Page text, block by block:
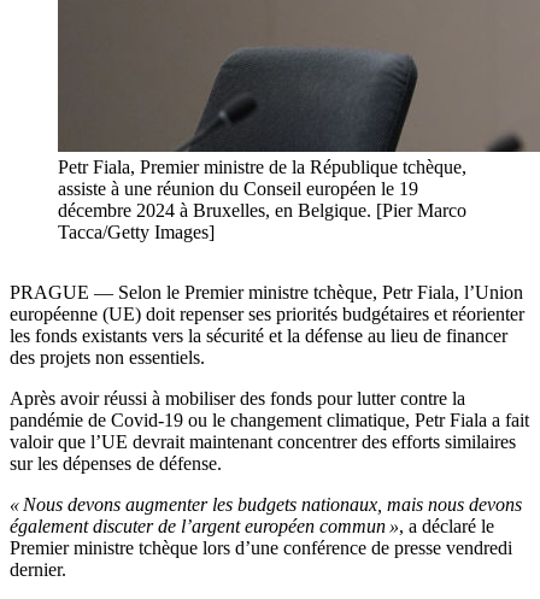
Petr Fiala, Premier ministre de la République tchèque,
assiste à une réunion du Conseil européen le 19
décembre 2024 à Bruxelles, en Belgique. [Pier Marco
Tacca/Getty Images]
PRAGUE — Selon le Premier ministre tchèque, Petr Fiala, l’Union
européenne (UE) doit repenser ses priorités budgétaires et réorienter
les fonds existants vers la sécurité et la défense au lieu de financer
des projets non essentiels.
Après avoir réussi à mobiliser des fonds pour lutter contre la
pandémie de Covid-19 ou le changement climatique, Petr Fiala a fait
valoir que l’UE devrait maintenant concentrer des efforts similaires
sur les dépenses de défense.
« Nous devons augmenter les budgets nationaux, mais nous devons
également discuter de l’argent européen commun », a déclaré le
Premier ministre tchèque lors d’une conférence de presse vendredi
dernier.